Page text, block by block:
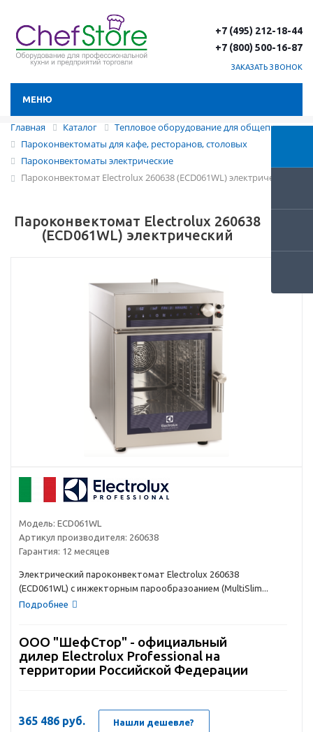
+7 (495) 212-18-44
+7 (800) 500-16-87
ЗАКАЗАТЬ ЗВОНОК
МЕНЮ
Главная Каталог
Тепловое оборудование для общепита
Пароконвектоматы для кафе, ресторанов, столовых
Пароконвектоматы электрические
Пароконвектомат Electrolux 260638 (ECD061WL) электрический
Пароконвектомат Electrolux 260638
(ECD061WL) электрический
Модель: ECD061WL
Артикул производителя: 260638
Гарантия: 12 месяцев
Электрический пароконвектомат Electrolux 260638
(ECD061WL) с инжекторным парообразоанием (MultiSlim...
Подробнее
ООО "ШефСтор" - официальный
дилер Electrolux Professional на
территории Российской Федерации
365 486 руб. Нашли дешевле?